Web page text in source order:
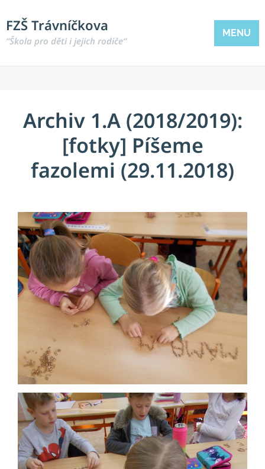
FZŠ Trávníčkova
“Škola pro děti i jejich rodiče“
MENU
Archiv 1.A (2018/2019):
[fotky] Píšeme
fazolemi (29.11.2018)